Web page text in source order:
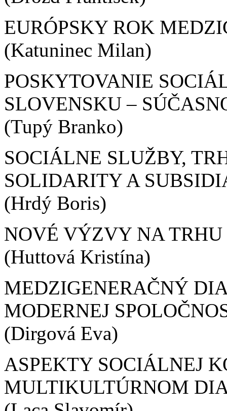
EURÓPSKY ROK
(Katuninec Milan)
POSKYTOVANIE
SLOVENSKU –
(Tupý Branko)
SOCIÁLNE SLUŽBY,
SOLIDARITY A
(Hrdý Boris)
NOVÉ VÝZVY NA TRHU
(Huttová Kristína)
MEDZIGENERAČNÝ
MODERNEJ
(Dirgová Eva)
ASPEKTY SOCIÁLNEJ
MULTIKULTÚRNOM